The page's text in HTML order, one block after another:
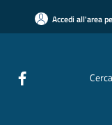
Accedi all'area
Cerca